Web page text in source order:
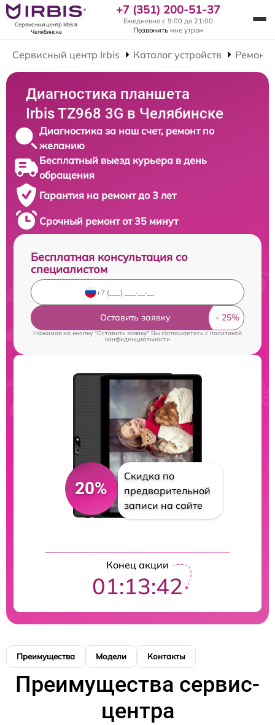
Сервисный центр Irbisв
Челябинске
+7 (351) 200-51-37
Ежедневно с 9:00 до 21:00
Позвонить мне утром
Сервисный центр Irbis Каталог устройств Ремонт
Диагностика планшета
Irbis TZ968 3G в Челябинске
Диагностика за наш счет, ремонт по
желанию
Бесплатный выезд курьера в день
обращения
Гарантия на ремонт до 3 лет
Срочный ремонт от 35 минут
Бесплатная консультация со
специалистом
Оставить заявку
Нажимая на кнопку "Оставить заявку" Вы соглашаетесь c политикой
конфиденциальности
20%
Скидка по
предварительной
записи на сайте
Конец акции
01:13:42
Преимущества Модели Контакты
Преимущества сервис-
центра